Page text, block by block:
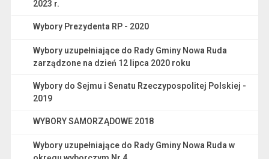
2023 r.
Wybory Prezydenta RP - 2020
Wybory uzupełniające do Rady Gminy Nowa Ruda
zarządzone na dzień 12 lipca 2020 roku
Wybory do Sejmu i Senatu Rzeczypospolitej Polskiej -
2019
WYBORY SAMORZĄDOWE 2018
Wybory uzupełniające do Rady Gminy Nowa Ruda w